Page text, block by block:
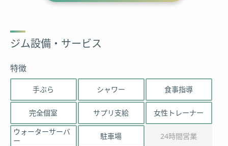
ジム設備・サービス
特徴
手ぶら シャワー 食事指導
完全個室 サプリ支給
女性トレーナー
ウォーターサーバ
ー
駐車場 24時間営業